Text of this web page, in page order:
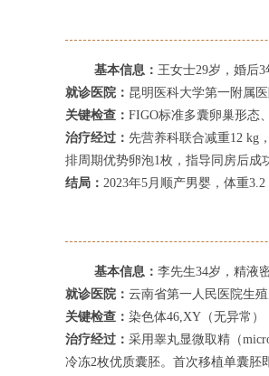
基本信息： 王女士29岁，婚后3
就诊医院： 昆明医科大学第一附属医
关键检查： FIGO标准多囊卵巢形态
治疗经过： 先营养科联合减重12 kg
排周期优势卵泡1枚，指导同房后成
结局： 2023年5月顺产男婴，体重
基本信息： 李先生34岁，精液
就诊医院： 云南省第一人民医院生殖
关键检查： 染色体46,XY（无异常）
治疗经过： 采用睾丸显微取精（
冷冻2枚优质囊胚。首次移植单囊胚